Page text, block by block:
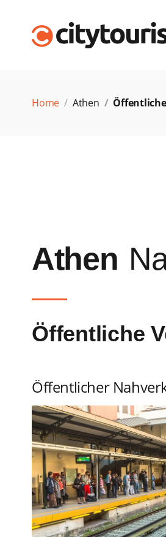
Home Athen
Athen
Öffentliche
Öffentlicher